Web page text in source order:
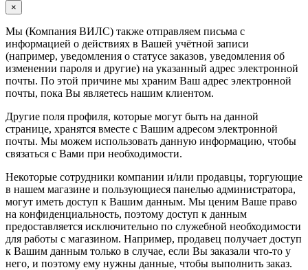
×
Мы (Компания ВИЛС) также отправляем письма с
информацией о действиях в Вашей учётной записи
(например, уведомления о статусе заказов, уведомления об
изменении пароля и другие) на указанный адрес электронной
почты. По этой причине мы храним Ваш адрес электронной
почты, пока Вы являетесь нашим клиентом.
Другие поля профиля, которые могут быть на данной
странице, хранятся вместе с Вашим адресом электронной
почты. Мы можем использовать данную информацию, чтобы
связаться с Вами при необходимости.
Некоторые сотрудники компании и/или продавцы, торгующие
в нашем магазине и пользующиеся панелью администратора,
могут иметь доступ к Вашим данным. Мы ценим Ваше право
на конфиденциальность, поэтому доступ к данным
предоставляется исключительно по служебной необходимости
для работы с магазином. Например, продавец получает доступ
к Вашим данным только в случае, если Вы заказали что-то у
него, и поэтому ему нужны данные, чтобы выполнить заказ.